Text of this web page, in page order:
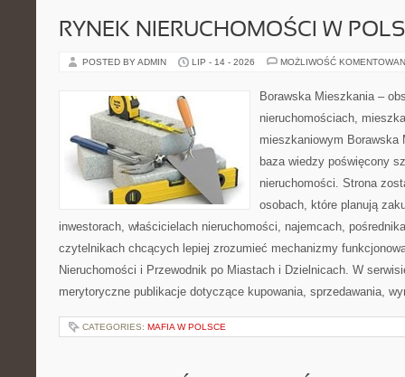
RYNEK NIERUCHOMOŚCI W
POSTED BY ADMIN LIP - 14 - 2026 MOŻLIWOŚĆ
Borawska Mieszkania –
nieruchomościach,
mieszkaniowym Borawska
baza wiedzy poświęcony
nieruchomości. Strona
osobach, które planują
inwestorach, właścicielach nieruchomości, najemcach,
czytelnikach chcących lepiej zrozumieć mechanizmy
Nieruchomości i Przewodnik po Miastach i Dzielnicach. W
merytoryczne publikacje dotyczące kupowania, sprzedawania,
CATEGORIES: MAFIA W POLSCE